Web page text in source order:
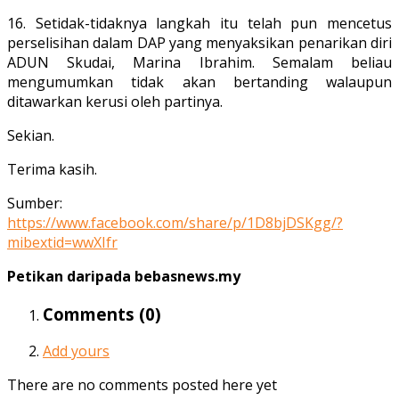
16. Setidak-tidaknya langkah itu telah pun mencetus
perselisihan dalam DAP yang menyaksikan penarikan diri
ADUN Skudai, Marina Ibrahim. Semalam beliau
mengumumkan tidak akan bertanding walaupun
ditawarkan kerusi oleh partinya.
Sekian.
Terima kasih.
Sumber:
https://www.facebook.com/share/p/1D8bjDSKgg/?
mibextid=wwXIfr
Petikan daripada bebasnews.my
Comments (0)
Add yours
There are no comments posted here yet